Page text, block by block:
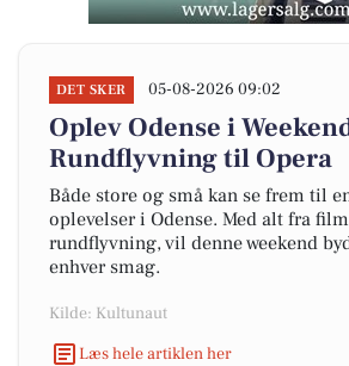
DET SKER 05-08-2026 09:02
Oplev Odense i
Rundflyvning til Opera
Både store og små kan se frem til
oplevelser i Odense. Med alt fra
rundflyvning, vil denne weekend
enhver smag.
Kilde: Kultunaut
Læs hele artiklen her